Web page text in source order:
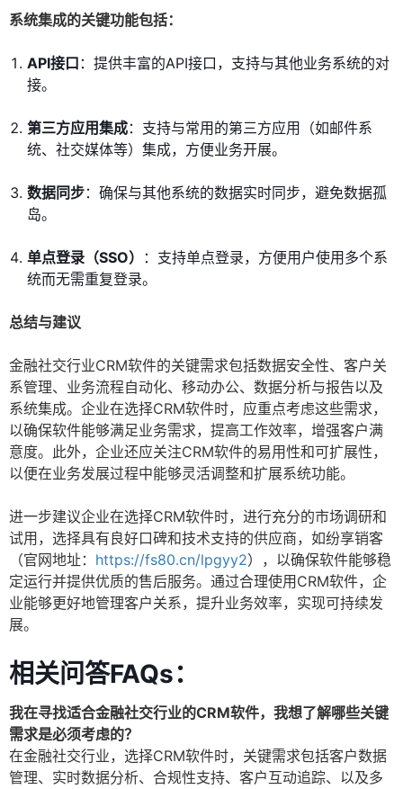
系统集成的关键功能包括：
API接口 ：提供丰富的API接口，支持与其他业务系统的对
接。
第三方应用集成：支持与常用的第三方应用（如邮件系
统、社交媒体等）集成，方便业务开展。
数据同步：确保与其他系统的数据实时同步，避免数据孤
岛。
单点登录（SSO）
：支持单点登录，方便用户使用多个系
统而无需重复登录。
总结与建议
金融社交行业CRM软件的关键需求包括数据安全性、客户关
系管理、业务流程自动化、移动办公、数据分析与报告以及
系统集成。企业在选择CRM软件时，应重点考虑这些需求，
以确保软件能够满足业务需求，提高工作效率，增强客户满
意度。此外，企业还应关注CRM软件的易用性和可扩展性，
以便在业务发展过程中能够灵活调整和扩展系统功能。
进一步建议企业在选择CRM软件时，进行充分的市场调研和
试用，选择具有良好口碑和技术支持的供应商，如纷享销客
（官网地址： https://fs80.cn/lpgyy2），以确保软件能够稳
定运行并提供优质的售后服务。通过合理使用CRM软件，企
业能够更好地管理客户关系，提升业务效率，实现可持续发
展。
相关问答FAQs：
我在寻找适合金融社交行业的CRM软件，我想了解哪些关键
需求是必须考虑的？
在金融社交行业，选择CRM软件时，关键需求包括客户数据
管理、实时数据分析、合规性支持、客户互动追踪、以及多